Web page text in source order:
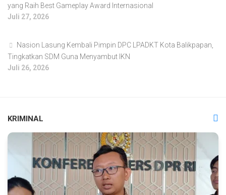
yang Raih Best Gameplay Award Internasional
Juli 27, 2026
Nasion Lasung Kembali Pimpin DPC LPADKT Kota Balikpapan,
Tingkatkan SDM Guna Menyambut IKN
Juli 26, 2026
KRIMINAL